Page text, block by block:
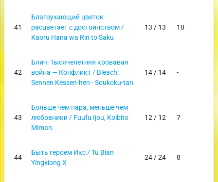
41
Благоухающий цветок
расцветает с достоинством /
Kaoru Hana wa Rin to Saku
13 / 13 10
42
Блич: Тысячелетняя кровавая
война — Конфликт / Bleach:
Sennen Kessen-hen - Soukoku-tan
14 / 14 -
43
Больше чем пара, меньше чем
любовники / Fuufu Ijou, Koibito
Miman.
12 / 12 7
44
Быть героем Икс / Tu Bian
Yingxiong X
24 / 24 8